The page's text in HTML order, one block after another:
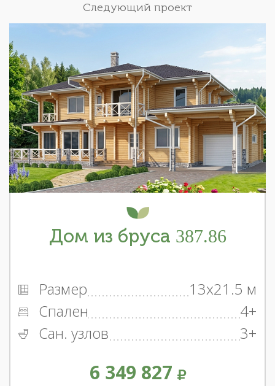
Следующий проект
Дом из бруса 387.86
Размер
13x21.5 м
Спален
4+
Сан. узлов
3+
6 349 827